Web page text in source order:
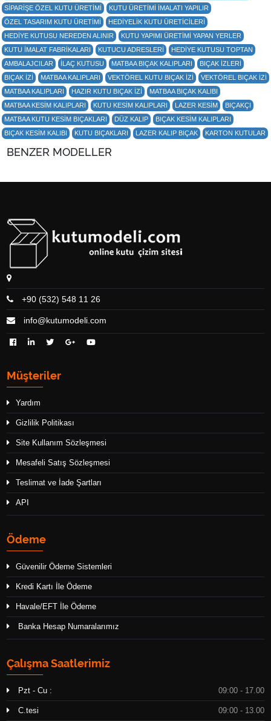
SİPARİŞE ÖZEL KUTU ÜRETİMİ
KUTU ÜRETİMİ İMALATI YAPILIR
ÖZEL TASARIM KUTU ÜRETİMİ
HEDİYELİK KUTU ÜRETİCİLERİ
HEDİYE KUTUSU NEREDEN ALINIR
KUTU YAPIMI ÜRETİMİ YAPAN YERLER
KUTU İMALAT FABRİKALARI
KUTUCU ADRESLERİ
HEDİYE KUTUSU TOPTAN
AMBALAJCILAR
ILAÇ KUTUSU MATBAA BIÇAK KALIPLARI
BIÇAK IZLERI
BIÇAK IZI
MATBAA KALIPLARI VEKTÖREL KUTU BIÇAK IZI
VEKTÖREL BIÇAK IZI
MATBAA KALIPLARI
HAZIR KUTU BIÇAK IZI
MATBAA BIÇAK KALIBI
MATBAA KESIM KALIPLARI
KUTU KESIM KALIPLARI LAZER KESIM
BIÇAKÇI
MATBAA KUTU KESIM BIÇAKLARI
DÜZ KALIP
BIÇAK KESIM KALIPLARI
BIÇAK KESIM KALIBI
KUTU BIÇAKLARI LAZER KALIP BIÇAK KARTON KUTULAR
BENZER MODELLER
+90 (532) 548 11 26
info@kutumodeli.com
Müşteriler
Yardım
Gizlilik Politikası
Site Kullanım Sözleşmesi
Mesafeli Satış Sözleşmesi
Teslimat ve İade Şartları
API
Ödeme
Güvenilir Ödeme Sistemleri
Kredi Kartı İle Ödeme
Havale/EFT İle Ödeme
Banka Hesap Numaralarımız
Çalışma Saatlerimiz
Pzt - Cu : 09:00 - 17.00
C.tesi 09:00 - 13.00